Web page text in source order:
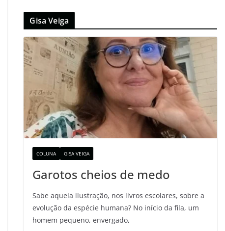
Gisa Veiga
COLUNA GISA VEIGA
Garotos cheios de medo
Sabe aquela ilustração, nos livros escolares, sobre a
evolução da espécie humana? No início da fila, um
homem pequeno, envergado,